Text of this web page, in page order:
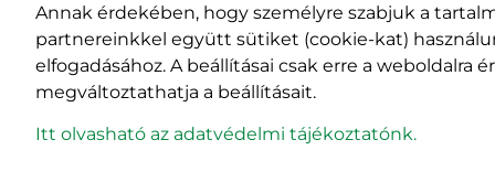
Impresszum
Adatvédelmi szabályzat
Fürdő (Card. Iuliu
Annak érdekében, hogy személyre szabjuk a
partnereinkkel együtt sütiket (cookie-kat)
elfogadásához. A beállításai csak erre a weboldalra
megváltoztathatja a beállításait.
Itt olvasható az adatvédelmi tájékoztatónk.